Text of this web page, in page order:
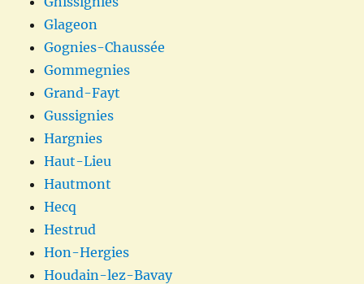
Glageon
Gognies-Chaussée
Gommegnies
Grand-Fayt
Gussignies
Hargnies
Haut-Lieu
Hautmont
Hecq
Hestrud
Hon-Hergies
Houdain-lez-Bavay